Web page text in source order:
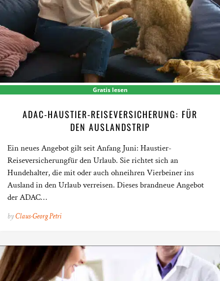
Gratis lesen
ADAC-HAUSTIER-REISEVERSICHERUNG: FÜR
DEN AUSLANDSTRIP
Ein neues Angebot gilt seit Anfang Juni: Haustier-
Reiseversicherungfür den Urlaub. Sie richtet sich an
Hundehalter, die mit oder auch ohneihren Vierbeiner ins
Ausland in den Urlaub verreisen. Dieses brandneue Angebot
der ADAC…
byClaus-Georg Petri